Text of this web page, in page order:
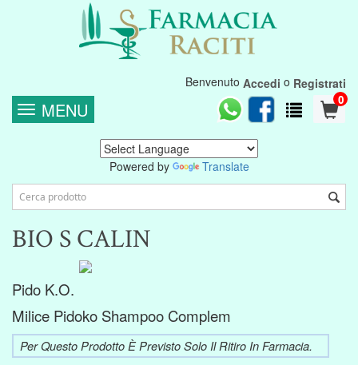
Benvenuto Accedi o Registrati
0
MENU
Powered by Translate
BIO S CALIN
Pido K.o.
Milice Pidoko Shampoo Complem
Per Questo Prodotto È Previsto Solo Il Ritiro In Farmacia.